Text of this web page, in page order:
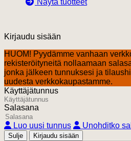
Kirjaudu sisään
HUOM! Pyydämme vanhaan
rekisteröityneitä nollaamaan
jonka jälkeen tunnuksesi ja
uudesta verkkokaupastamme.
Käyttäjätunnus
Salasana
Luo uusi tunnus Unohditko
Sulje